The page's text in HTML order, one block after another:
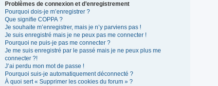
Problèmes de connexion et d’enregistrement
Pourquoi dois-je m’enregistrer ?
Que signifie COPPA ?
Je souhaite m’enregistrer, mais je n’y parviens pas !
Je suis enregistré mais je ne peux pas me connecter !
Pourquoi ne puis-je pas me connecter ?
Je me suis enregistré par le passé mais je ne peux plus me
connecter ?!
J’ai perdu mon mot de passe !
Pourquoi suis-je automatiquement déconnecté ?
À quoi sert « Supprimer les cookies du forum » ?